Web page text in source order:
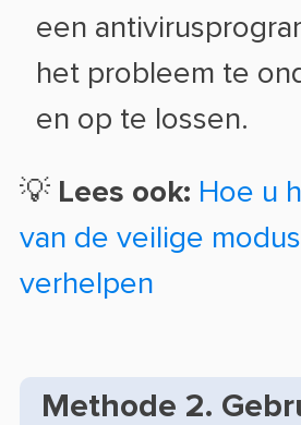
een
het probleem te
en op te lossen.
💡 Lees ook: Hoe u
van de veilige
verhelpen
Methode 2.